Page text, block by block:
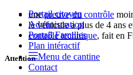
unepreuve du contrôle
le véhicule a plus de 4 ans
contrôle technique, fait en
Attention
Portail citoyen
Administration
Portail Familles
Plan intéractif
Menu de cantine
Contact